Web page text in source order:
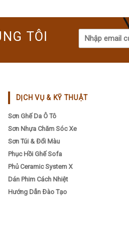
may
be
chosen
on
the
TÔI
DỊCH VỤ & KỸ THUẬT
Sơn Ghế Da Ô Tô
Sơn Nhựa Chăm Sóc Xe
Sơn Túi & Đổi Màu
Phục Hồi Ghế Sofa
Phủ Ceramic System X
Dán Phim Cách Nhiệt
Hướng Dẫn Đào Tạo